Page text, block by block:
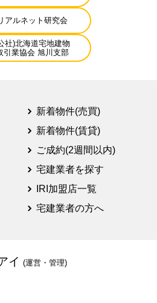
アルネット研究会
社)北海道宅地建物
引業協会 旭川支部
新着物件(売買)
新着物件(賃貸)
ご成約(2週間以内)
宅建業者を探す
IRI加盟店一覧
宅建業者の方へ
イ (運営・管理)